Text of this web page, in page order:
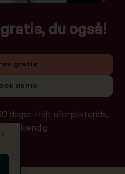
du også!
gratis
demo
dager. Helt uforpliktende,
nødvendig.
å